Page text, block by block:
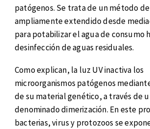
patógenos. Se trata de un método
ampliamente extendido desde
para potabilizar el agua de consumo
desinfección de aguas residuales.
Como explican, la luz UV inactiva los
microorganismos patógenos
de su material genético, a través de
denominado dimerización. En este
bacterias, virus y protozoos se